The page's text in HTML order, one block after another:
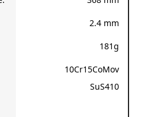
153 mm
368 mm
2.4 mm
181g